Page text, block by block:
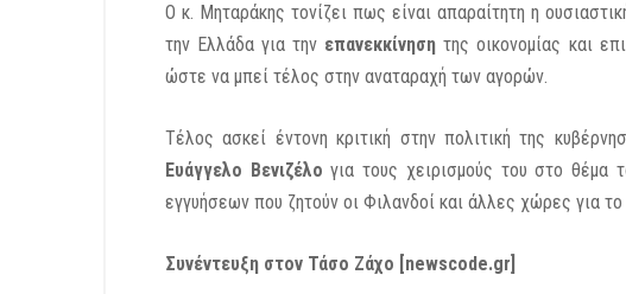
Ο κ. Μηταράκης τονίζει πως είναι απαραίτητη η
την Ελλάδα για την επανεκκίνησητης οικονομίας και
ώστε να μπεί τέλος στην αναταραχή των αγορών.
Τέλος ασκεί έντονη κριτική στην πολιτική της
Ευάγγελο Βενιζέλο για τους χειρισμούς του στο
εγγυήσεων που ζητούν οι Φιλανδοί και άλλες χώρες για
Συνέντευξη στον Τάσο Ζάχο [newscode.gr]